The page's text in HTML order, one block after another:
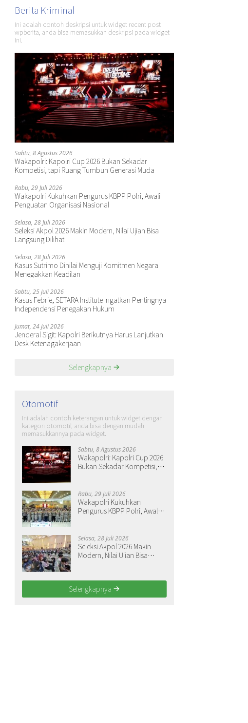
Berita Kriminal
Ini adalah contoh deskripsi untuk widget recent post
wpberita, anda bisa memasukkan deskripsi pada widget
ini.
Sabtu, 8 Agustus 2026
Wakapolri: Kapolri Cup 2026 Bukan Sekadar
Kompetisi, tapi Ruang Tumbuh Generasi Muda
Rabu, 29 Juli 2026
Wakapolri Kukuhkan Pengurus KBPP Polri, Awali
Penguatan Organisasi Nasional
Selasa, 28 Juli 2026
Seleksi Akpol 2026 Makin Modern, Nilai Ujian Bisa
Langsung Dilihat
Selasa, 28 Juli 2026
Kasus Sutrimo Dinilai Menguji Komitmen Negara
Menegakkan Keadilan
Sabtu, 25 Juli 2026
Kasus Febrie, SETARA Institute Ingatkan Pentingnya
Independensi Penegakan Hukum
Jumat, 24 Juli 2026
Jenderal Sigit: Kapolri Berikutnya Harus Lanjutkan
Desk Ketenagakerjaan
Selengkapnya
Otomotif
Ini adalah contoh keterangan untuk widget dengan
kategori otomotif, anda bisa dengan mudah
memasukkannya pada widget.
Sabtu, 8 Agustus 2026
Wakapolri: Kapolri Cup 2026
Bukan Sekadar Kompetisi,
Rabu, 29 Juli 2026
Wakapolri Kukuhkan
Pengurus KBPP Polri, Awali
Selasa, 28 Juli 2026
Seleksi Akpol 2026 Makin
Modern, Nilai Ujian Bisa
Selengkapnya